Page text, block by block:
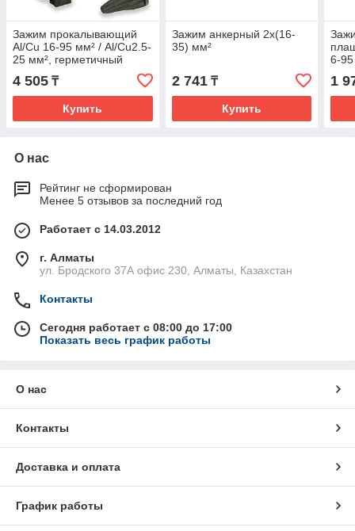
Зажим прокалывающий
Al/Cu 16-95 мм² / Al/Cu2.5-
25 мм², герметичный
4 505 ₸
Купить
Зажим анкерный 2x(16-
35) мм²
2 741₸
Купить
6-
1
О нас
Рейтинг не сформирован
Менее 5 отзывов за последний год
Работает с 14.03.2012
г. Алматы
ул. Бродского 37А офис 230, Алматы, Казахстан
Контакты
Сегодня работает с 08:00 до 17:00
Показать весь график работы
О нас
Контакты
Доставка и оплата
График работы